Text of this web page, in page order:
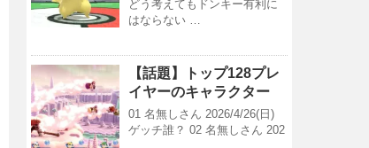
どう考えてもドンキー有利に
はならない …
【話題】トップ128プレ
イヤーのキャラクター
01 名無しさん 2026/4/26(日)
ゲッチ誰？ 02 名無しさん 202